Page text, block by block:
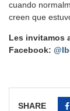
cuando
creen que
Les invitamos
Facebook:
SHARE